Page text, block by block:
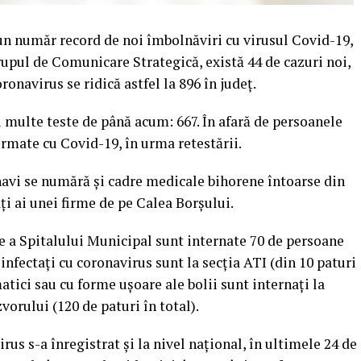
număr record de noi îmbolnăviri cu virusul Covid-19,
de Comunicare Strategică, există 44 de cazuri noi,
se ridică astfel la 896 în judeţ.
teste de până acum: 667. În afară de persoanele
cu Covid-19, în urma retestării.
se numără şi cadre medicale bihorene întoarse din
ai unei firme de pe Calea Borșului.
a Spitalului Municipal sunt internate 70 de persoane
cu coronavirus sunt la secția ATI (din 10 paturi
sau cu forme ușoare ale bolii sunt internați la
(120 de paturi în total).
s-a înregistrat și la nivel naţional, în ultimele 24 de